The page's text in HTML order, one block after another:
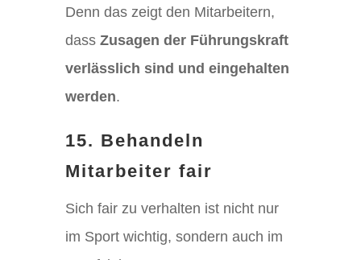
Denn das zeigt den Mitarbeitern,
dass Zusagen der Führungskraft
verlässlich sind und eingehalten
werden.
15. Behandeln
Mitarbeiter fair
Sich fair zu verhalten ist nicht nur
im Sport wichtig, sondern auch im